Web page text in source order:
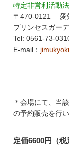
特定非営利活動
〒470-0121 愛
プリンセスガー
Tel: 0561-73-
E-mail：
＊会場にて、当
の予約販売を行い
定価6600円（